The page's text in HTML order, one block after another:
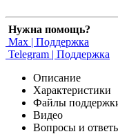
Нужна помощь?
Max | Поддержка
Telegram | Поддержка
Описание
Характеристики
Файлы
Видео
Вопросы и